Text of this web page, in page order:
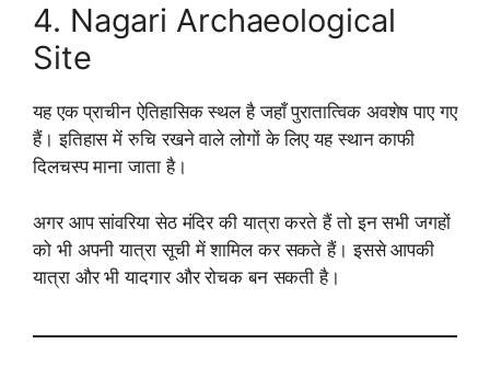
4. Nagari Archaeological
Site
यह एक प्राचीन ऐतिहासिक स्थल है जहाँ पुरातात्विक अवशेष पाए गए
हैं। इतिहास में रुचि रखने वाले लोगों के लिए यह स्थान काफी
दिलचस्प माना जाता है।
अगर आप सांवरिया सेठ मंदिर की यात्रा करते हैं तो इन सभी जगहों
को भी अपनी यात्रा सूची में शामिल कर सकते हैं। इससे आपकी
यात्रा और भी यादगार और रोचक बन सकती है।